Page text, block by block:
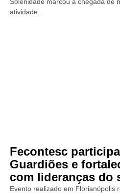
Solenidade marcou a chegada de
atividade...
Fecontesc
Guardiões e
com lideranças do
Evento realizado em Florianópolis